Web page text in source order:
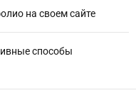
на своем сайте
способы